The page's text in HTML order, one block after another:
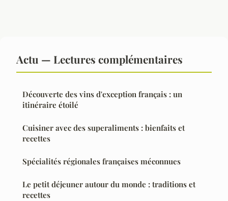
Actu — Lectures complémentaires
Découverte des vins d'exception français : un
itinéraire étoilé
Cuisiner avec des superaliments : bienfaits et
recettes
Spécialités régionales françaises méconnues
Le petit déjeuner autour du monde : traditions et
recettes